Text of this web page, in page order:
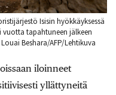
Isisin hyökkäyksessä
vuotta tapahtuneen jälkeen
Beshara/AFP/Lehtikuva
iloinneet
yllättyneitä